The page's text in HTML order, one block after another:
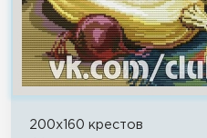
200x160 крестов